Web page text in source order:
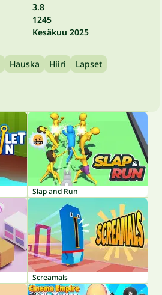
3.8
1245
Kesäkuu 2025
Hauska Hiiri
Lapset
Slap and Run
Screamals